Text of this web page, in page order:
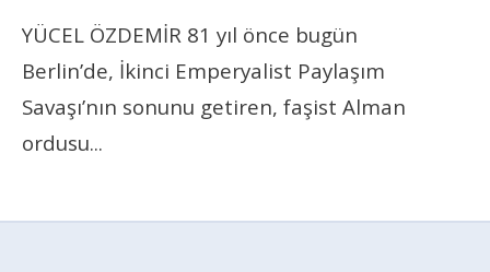
YÜCEL ÖZDEMİR 81 yıl önce bugün
Berlin’de, İkinci Emperyalist Paylaşım
Savaşı’nın sonunu getiren, faşist Alman
ordusu...